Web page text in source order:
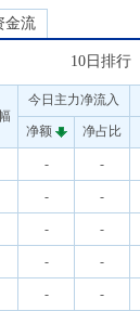
金流
10日排行
今日主力净流入
净额 净占比
- -
- -
- -
- -
- -